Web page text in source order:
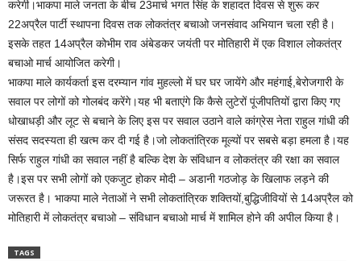
करेगी।भाकपा माले जनता के बीच 23मार्च भगत सिंह के शहादत दिवस से शुरू कर
22अप्रैल पार्टी स्थापना दिवस तक लोकतंत्र बचाओ जनसंवाद अभियान चला रही है।
इसके तहत 14अप्रैल कोभीम राव अंबेडकर जयंती पर मोतिहारी में एक विशाल लोकतंत्र
बचाओ मार्च आयोजित करेगी।
भाकपा माले कार्यकर्ता इस दरम्यान गांव मुहल्लो में घर घर जायेंगे और महंगाई,बेरोजगारी के
सवाल पर लोगों को गोलबंद करेंगे।यह भी बताएंगे कि कैसे लुटेरों पूंजीपतियों द्वारा किए गए
धोखाधड़ी और लूट से बचाने के लिए इस पर सवाल उठाने वाले कांग्रेस नेता राहुल गांधी की
संसद सदस्यता ही खत्म कर दी गई है।जो लोकतांत्रिक मूल्यों पर सबसे बड़ा हमला है।यह
सिर्फ राहुल गांधी का सवाल नहीं है बल्कि देश के संविधान व लोकतंत्र की रक्षा का सवाल
है।इस पर सभी लोगों को एकजुट होकर मोदी – अडानी गठजोड़ के खिलाफ लड़ने की
जरूरत है। भाकपा माले नेताओं ने सभी लोकतांत्रिक शक्तियों,बुद्धिजीवियों से 14अप्रैल को
मोतिहारी में लोकतंत्र बचाओ – संविधान बचाओ मार्च में शामिल होने की अपील किया है।
TAGS